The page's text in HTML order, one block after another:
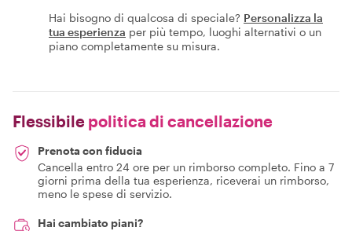
Hai bisogno di qualcosa di speciale? Personalizza la
tua esperienza per più tempo, luoghi alternativi o un
piano completamente su misura.
Flessibile politica di cancellazione
Prenota con fiducia
Cancella entro 24 ore per un rimborso completo. Fino a 7
giorni prima della tua esperienza, riceverai un rimborso,
meno le spese di servizio.
Hai cambiato piani?